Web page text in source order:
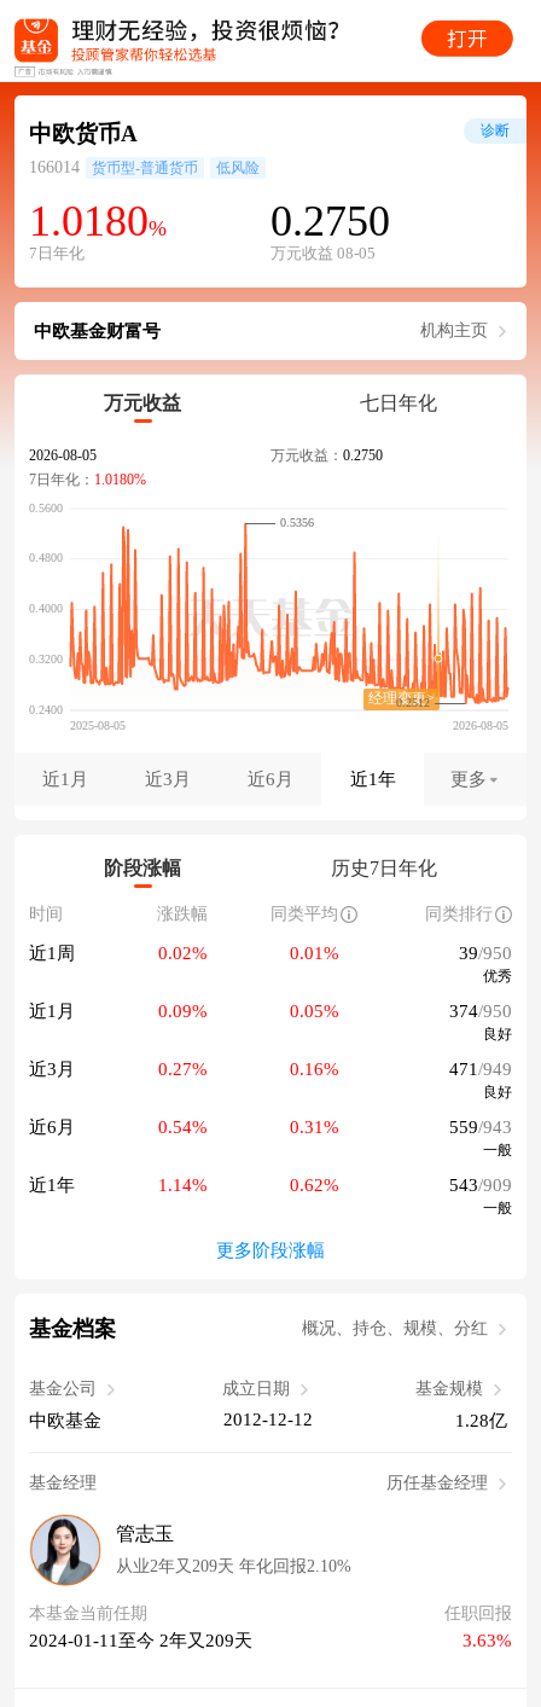
中欧货币A
166014 货币型-普通货币 低风险
1.0180%
7日年化
0.2750
万元收益 08-05
诊断
中欧基金财富号 机构主页
万元收益 七日年化
2026-08-05 万元收益： 0.2750
7日年化： 1.0180%
0.2512
0.5356
近1月 近3月 近6月 近1年 更多
阶段涨幅 历史7日年化
时间 涨跌幅 同类平均 同类排行
近1周 0.02% 0.01% 39/950
优秀
近1月 0.09% 0.05% 374/950
良好
近3月 0.27% 0.16% 471/949
良好
近6月 0.54% 0.31% 559/943
一般
近1年 1.14% 0.62% 543/909
一般
更多阶段涨幅
基金档案 概况、持仓、规模、分红
基金公司
中欧基金
成立日期
2012-12-12
基金规模
1.28亿
基金经理 历任基金经理
管志玉
从业2年又209天 年化回报2.10%
本基金当前任期
2024-01-11至今 2年又209天
任职回报
3.63%